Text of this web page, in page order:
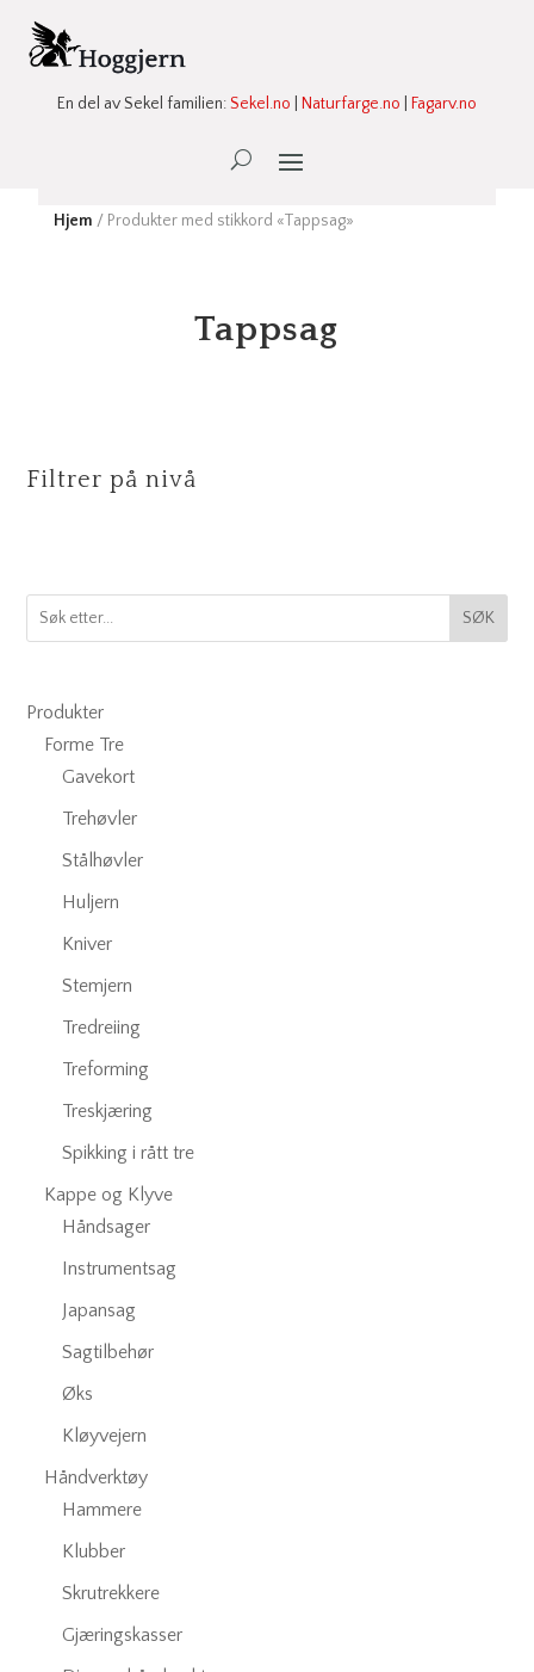
En del av Sekel familien:Sekel.no Naturfarge.no Fagarv.no
Ønskeliste -
Hjem / Produkter med stikkord «Tappsag»
Tappsag
Filtrer på nivå
SØK
Produkter
Forme Tre
Gavekort
Trehøvler
Stålhøvler
Huljern
Kniver
Stemjern
Tredreiing
Treforming
Treskjæring
Spikking i rått tre
Kappe og Klyve
Håndsager
Instrumentsag
Japansag
Sagtilbehør
Øks
Kløyvejern
Håndverktøy
Hammere
Klubber
Skrutrekkere
Gjæringskasser